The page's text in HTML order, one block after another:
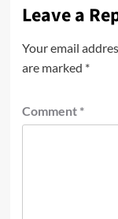
Leave a
Your email
are marked *
Comment *